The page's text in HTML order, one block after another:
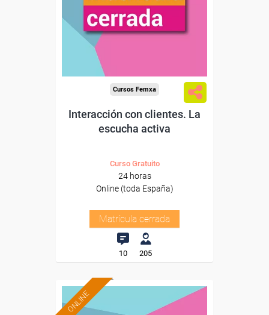
Cursos Femxa
Interacción con clientes. La
escucha activa
Curso Gratuito
24 horas
Online (toda España)
Matrícula cerrada
10 205
ONLINE